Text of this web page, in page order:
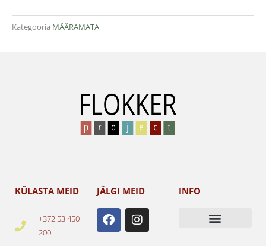
Kategooria MÄÄRAMATA
KÜLASTA MEID
+372 53 450
200
JÄLGI MEID
F
a
c
I
n
s
INFO